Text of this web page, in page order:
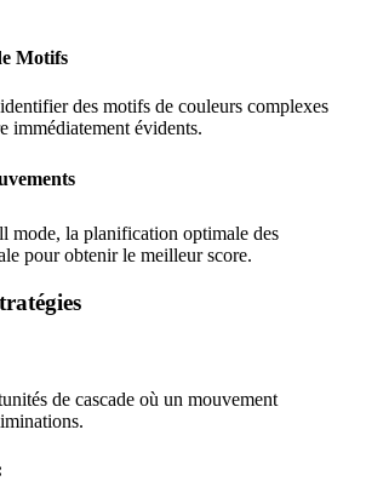
Motifs
des motifs de couleurs complexes
immédiatement évidents.
mode, la planification optimale des
pour obtenir le meilleur score.
de cascade où un mouvement